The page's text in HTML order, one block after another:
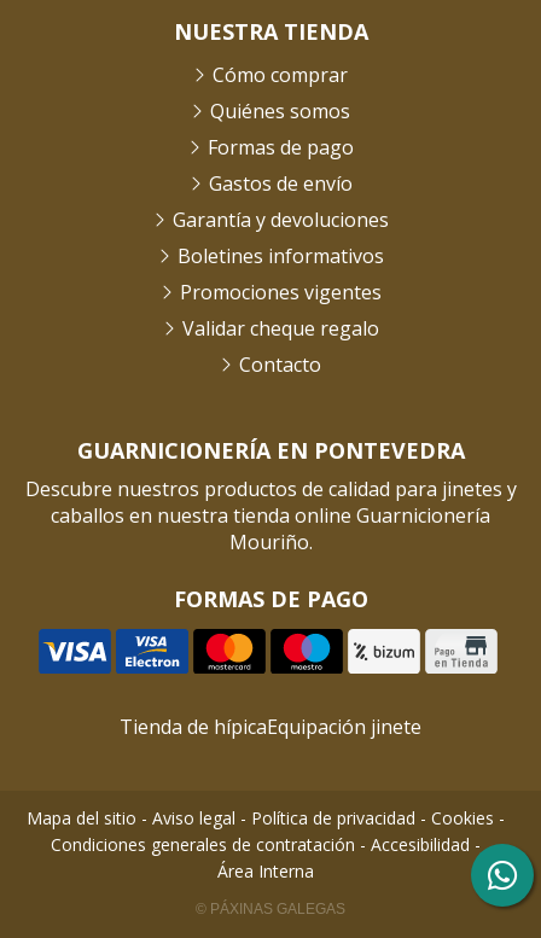
GUARNICIONERÍA EN PONTEVEDRA
Descubre nuestros productos de calidad para jinetes y
caballos en nuestra tienda online Guarnicionería
Mouriño.
FORMAS DE PAGO
NUESTRA TIENDA
Cómo comprar
Quiénes somos
Formas de pago
Gastos de envío
Garantía y devoluciones
Boletines informativos
Promociones vigentes
Validar cheque regalo
Contacto
Tienda de hípicaEquipación jinete
Mapa del sitio - Aviso legal - Política de privacidad - Cookies -
Condiciones generales de contratación - Accesibilidad -
Área Interna
© PÁXINAS GALEGAS